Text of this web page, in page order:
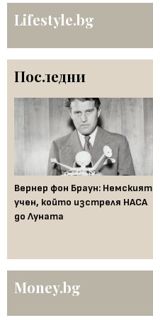
Lifestyle.bg
Последни
Вернер фон Браун: Немският
учен, който изстреля НАСА
до Луната
Money.bg